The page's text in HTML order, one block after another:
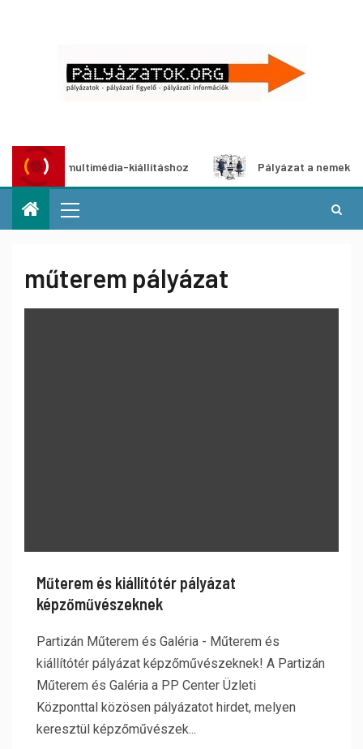
multimédia-kiállításhoz Pályázat a nemek közötti
műterem pályázat
Műterem és kiállítótér pályázat
képzőművészeknek
Partizán Műterem és Galéria - Műterem és
kiállítótér pályázat képzőművészeknek! A Partizán
Műterem és Galéria a PP Center Üzleti
Központtal közösen pályázatot hirdet, melyen
keresztül képzőművészek...